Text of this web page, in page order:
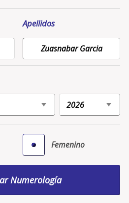
Apellidos
Femenino